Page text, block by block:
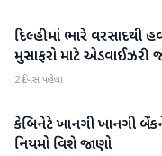
રાષ્ટ્રીય
દિલ્હીમાં ભારે વરસાદથી
મુસાફરો માટે એડવાઈઝરી
2 દિવસ પહેલા
રાષ્ટ્રીય
કેબિનેટે ખાનગી ખાનગી
નિયમો વિશે જાણો